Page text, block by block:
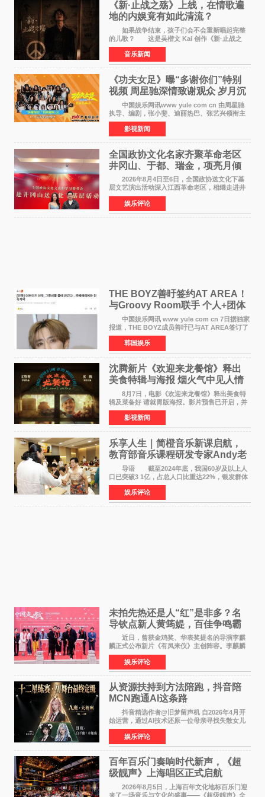
《新·止战之殇》上线，在情歌遍
地的内娱竟有如此清流？
如果战争结束，孩子们会不会重新唱起完整
的儿歌？ 这是吴楷文 Kai 创作《新·止战之
殇》时最初的想法。 从伊朗相关冲突引发的
地区局势，到世界各地仍在发生的动荡与不安，
战争从来不只
音乐新闻
《功夫女足》曝“多谢你们”特别
视频 周星驰深情致谢观众 岁月沉
淀不灭初心
中国娱乐网讯www yule com cn 由周星驰
执导、编剧，张小斐、迪丽热巴、张艺兴领衔主
演，刘嘉玲、佐藤健特别出演，艾米、雪野、蔡
思贝、胡予安、倪好特别介绍的喜剧电影《功夫
女足》释出多谢你
影视新闻
全国政协文化名家齐聚革命老区
井冈山、于都、瑞金，项亮月倾
情献唱《桃花谣》致敬红色沃土
2026年8月4日至6日，全国政协送文化下基
层文艺演出活动深入江西革命老区，相继走进井
冈山、于都长征出发地、瑞金三地。由全国政协
文化文史和学习委员会副主任、甘肃省政协原主
席欧阳坚率团，一
娱乐评论
THE BOYZ善旴签约AT AREA！
与Groovy Room联手 个人+团体
活动并行
中国娱乐网讯 www yule com cn 7日据独家
报道，THE BOYZ成员善旴已与AT AREA签订了
专属合约。AT AREA是由知名制作人组合
Groovy Room创立的hip-hop厂牌，旗下拥有多
位实力派音乐人，在韩
韩国娱乐
沈腾新片《欢迎来龙餐馆》释出
美食特辑与海报 烟火气中见人情
温暖
8月7日，电影《欢迎来龙餐馆》释出美食特
辑及菜备好 请就胃版海报。影片预售已开启，并
将于8月8日至10日14:00-21:00举行全国超前点
映。电影《欢迎来龙餐馆》作为战争美食喜剧大
片，讲述了中国
影视新闻
乐享人生｜简橙音乐新课启航，
教育部音乐课程研发专家Andy老
师重磅入驻领航银龄琴声
导语 截至2024年底，我国60岁及以上人
口已突破3 1亿，占总人口比重达22%，银发群体
的精神文化需求日益凸显。2024年1月，国务院办
公厅印发《关于发展银发经济增进老年人福祉的
意见》——这是
娱乐评论
未拍先热还是人“红”是非多？名
导钦点新人黄筠媞，百佳争鸣霸
气回应
近日，曾获金鸡奖、华表奖提名的导演李麒
麟正式公布新片《有凤来仪》主创阵容。李麒麟
早年凭电影《华容道》获得金鸡奖、华表奖提
名，此后长期参与国内外电影制作，其担任制片
人参与的作品亦曾
娱乐评论
从资源扶持到方法陪跑，抖音陪
MCN跑通AI这条路
抖音精选作者@旧梦留声机 自2026年4月开
始运营，通过AI技术还原一位母亲寻找失散女儿
的故事，凭借强情感表达获得大量用户关注，发
布仅21小时便获得超1亿曝光、超1000万互动。
此后，账号持续沿
娱乐评论
百年百乐门奏响时代新声，《超
级靓声》上海唱区正式启航
2026年8月5日，上海百年文化地标百乐门迎
来了一场音乐与文化的盛事——《超级靓声》全